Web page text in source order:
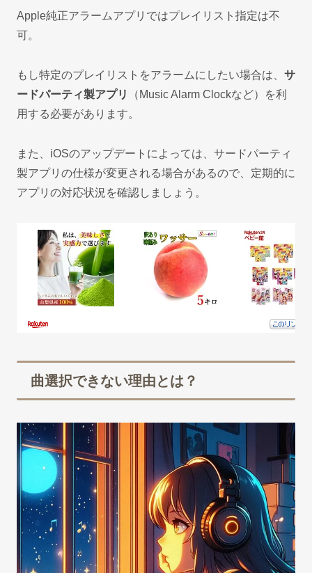
Apple純正アラームアプリではプレイリスト指定は不
可。
もし特定のプレイリストをアラームにしたい場合は、 サ
ードパーティ製アプリ
（Music Alarm Clockなど）を利
用する必要があります。
また、iOSのアップデートによっては、サードパーティ
製アプリの仕様が変更される場合があるので、定期的に
アプリの対応状況を確認しましょう。
曲選択できない理由とは？